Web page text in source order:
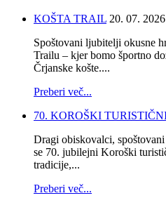
KOŠTA TRAIL 20. 07. 2026
Spoštovani ljubitelji okusne
Trailu – kjer bomo športno
Črjanske košte....
Preberi več...
70. KOROŠKI
Dragi obiskovalci,
se 70. jubilejni Koroški
tradicije,...
Preberi več...